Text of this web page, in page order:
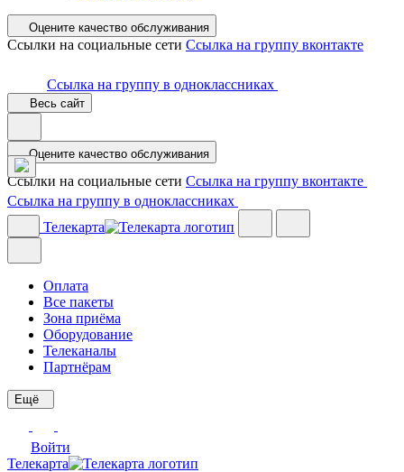
Оцените качество обслуживания
Ссылки на социальные сети Ссылка на группу вконтакте
Ссылка на группу в одноклассниках
Весь сайт
Оцените качество обслуживания
Ссылки на социальные сети Ссылка на группу вконтакте
Ссылка на группу в одноклассниках
Телекарта
Оплата
Все пакеты
Зона приёма
Оборудование
Телеканалы
Партнёрам
Ещё
Войти
Телекарта